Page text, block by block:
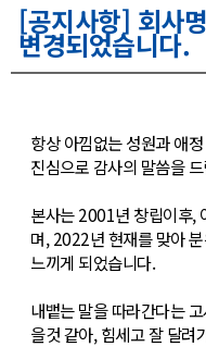
[공지사항] 회사
변경되었습니다.
항상 아낌없는 성원과 애
진심으로 감사의 말씀을
본사는 2001년 창립이후,
며, 2022년 현재를 맞아
느끼게 되었습니다.
내뱉는 말을 따라간다는
을것 같아, 힘세고 잘 달려